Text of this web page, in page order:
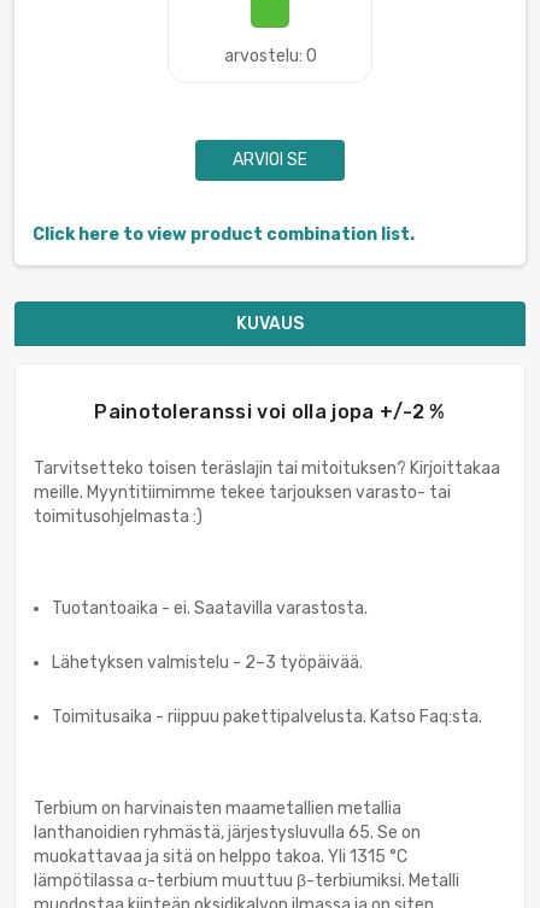
arvostelu: 0
ARVIOI SE
Click here to view product combination list.
KUVAUS
Painotoleranssi voi olla jopa +/-2 %
Tarvitsetteko toisen teräslajin tai mitoituksen? Kirjoittakaa
meille. Myyntitiimimme tekee tarjouksen varasto- tai
toimitusohjelmasta :)
Tuotantoaika - ei. Saatavilla varastosta.
Lähetyksen valmistelu - 2–3 työpäivää.
Toimitusaika - riippuu pakettipalvelusta. Katso Faq:sta.
Terbium on harvinaisten maametallien metallia
lanthanoidien ryhmästä, järjestysluvulla 65. Se on
muokattavaa ja sitä on helppo takoa. Yli 1315 °C
lämpötilassa α-terbium muuttuu β-terbiumiksi. Metalli